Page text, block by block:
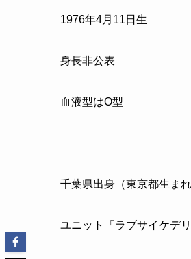
1976年4月11日生
身長非公表
血液型はO型
千葉県出身（東京都生ま
ユニット「ラブサイケデ